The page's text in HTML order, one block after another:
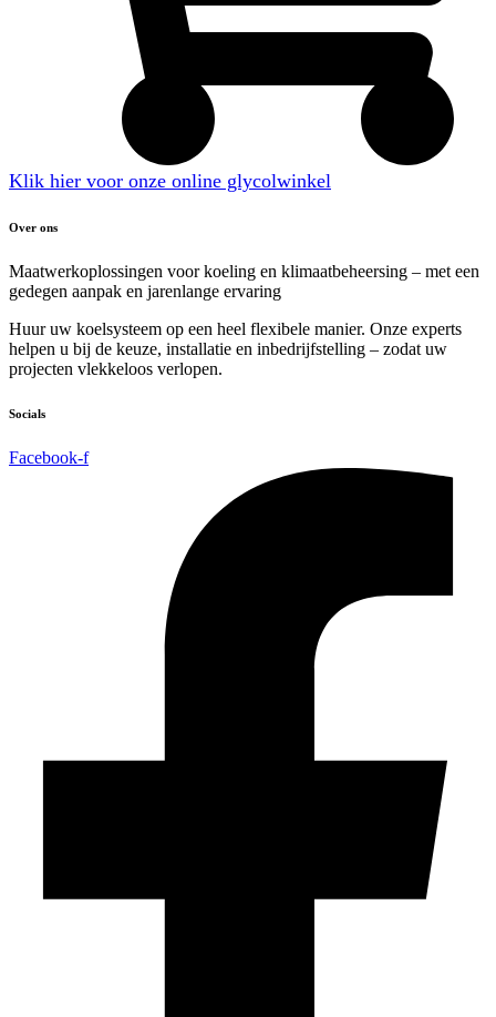
Klik hier voor onze online glycolwinkel
Over ons
Maatwerkoplossingen voor koeling en klimaatbeheersing – met een
gedegen aanpak en jarenlange ervaring
Huur uw koelsysteem op een heel flexibele manier. Onze experts
helpen u bij de keuze, installatie en inbedrijfstelling – zodat uw
projecten vlekkeloos verlopen.
Socials
Facebook-f